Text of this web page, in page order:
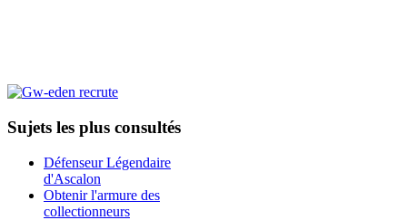
Sujets les plus consultés
Défenseur Légendaire
d'Ascalon
Obtenir l'armure des
collectionneurs